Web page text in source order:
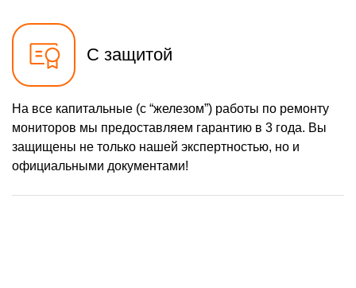
С защитой
На все капитальные (с “железом”) работы по ремонту
мониторов мы предоставляем гарантию в 3 года. Вы
защищены не только нашей экспертностью, но и
официальными документами!